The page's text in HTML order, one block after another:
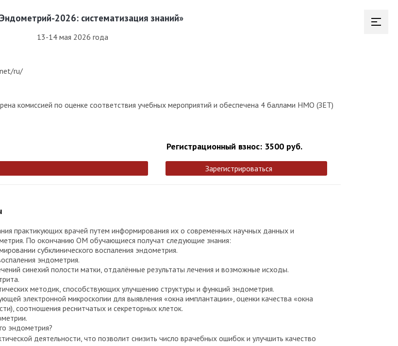
2026: систематизация знаний»
13-14 мая 2026 года
ru/
комиссией по оценке соответствия учебных мероприятий и обеспечена 4 баллами НМО (ЗЕТ)
Регистрационный взнос: 3500 руб.
Зарегистрироваться
практикующих врачей путем информирования их о современных научных данных и
По окончанию ОМ обучающиеся получат следующие знания:
субклинического воспаления эндометрия.
эндометрия.
синехий полости матки, отдалённые результаты лечения и возможные исходы.
методик, способствующих улучшению структуры и функций эндометрия.
электронной микроскопии для выявления «окна имплантации», оценки качества «окна
соотношения реснитчатых и секреторных клеток.
эндометрия?
деятельности, что позволит снизить число врачебных ошибок и улучшить качество